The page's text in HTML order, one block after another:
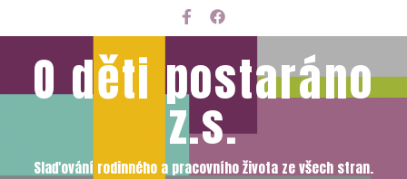
O děti postaráno
z.s.
Slaďování rodinného a pracovního života ze všech stran.